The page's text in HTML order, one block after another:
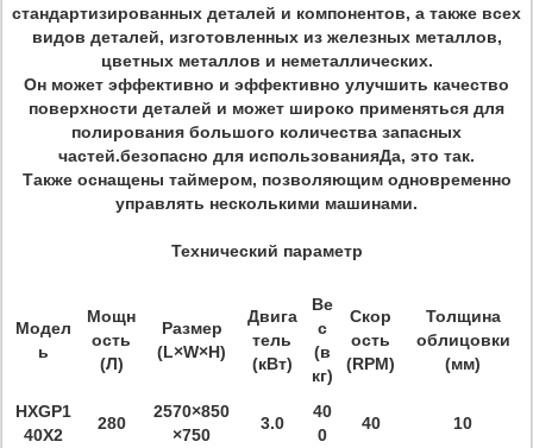
стандартизированных деталей и компонентов, а также всех
видов деталей, изготовленных из железных металлов,
цветных металлов и неметаллических.
Он может эффективно и эффективно улучшить качество
поверхности деталей и может широко применяться для
полирования большого количества запасных
частей.безопасно для использованияДа, это так.
Также оснащены таймером, позволяющим одновременно
управлять несколькими машинами.
Технический параметр
Модел
ь
Мощн
ость
(Л)
Размер
(L×W×H)
Двига
тель
(кВт)
Ве
с
(в
кг)
Скор
ость
(RPM)
Толщина
облицовки
(мм)
HXGP1
40X2
280
2570×850
×750
3.0
40
0
40 10